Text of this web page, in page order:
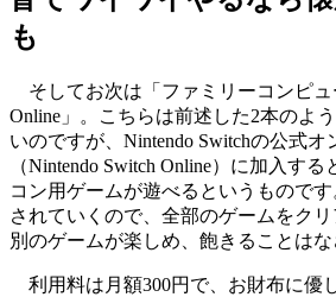
も
そしてお次は「ファミリーコンピュ
Online」。こちらは前述した2本のよ
いのですが、Nintendo Switchの公式オ
（Nintendo Switch Online）に加入す
コン用ゲームが遊べるというもので
されていくので、全部のゲームをク
別のゲームが楽しめ、飽きることはな
利用料は月額300円で、お財布に優